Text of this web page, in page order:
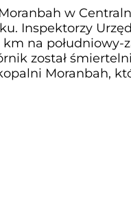
w
Inspektorzy
na południowy-
został
Moranbah,